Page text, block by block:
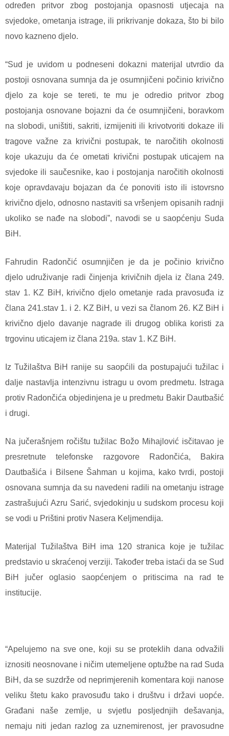
određen pritvor zbog postojanja opasnosti utjecaja na
svjedoke, ometanja istrage, ili prikrivanje dokaza, što bi bilo
novo kazneno djelo.
“Sud je uvidom u podneseni dokazni materijal utvrdio da
postoji osnovana sumnja da je osumnjičeni počinio krivično
djelo za koje se tereti, te mu je odredio pritvor zbog
postojanja osnovane bojazni da će osumnjičeni, boravkom
na slobodi, uništiti, sakriti, izmijeniti ili krivotvoriti dokaze ili
tragove važne za krivični postupak, te naročitih okolnosti
koje ukazuju da će ometati krivični postupak uticajem na
svjedoke ili saučesnike, kao i postojanja naročitih okolnosti
koje opravdavaju bojazan da će ponoviti isto ili istovrsno
krivično djelo, odnosno nastaviti sa vršenjem opisanih radnji
ukoliko se nađe na slobodi”, navodi se u saopćenju Suda
BiH.
Fahrudin Radončić osumnjičen je da je počinio krivično
djelo udruživanje radi činjenja krivičnih djela iz člana 249.
stav 1. KZ BiH, krivično djelo ometanje rada pravosuđa iz
člana 241.stav 1. i 2. KZ BiH, u vezi sa članom 26. KZ BiH i
krivično djelo davanje nagrade ili drugog oblika koristi za
trgovinu uticajem iz člana 219a. stav 1. KZ BiH.
Iz Tužilaštva BiH ranije su saopćili da postupajući tužilac i
dalje nastavlja intenzivnu istragu u ovom predmetu. Istraga
protiv Radončića objedinjena je u predmetu Bakir Dautbašić
i drugi.
Na jučerašnjem ročištu tužilac Božo Mihajlović isčitavao je
presretnute telefonske razgovore Radončića, Bakira
Dautbašića i Bilsene Šahman u kojima, kako tvrdi, postoji
osnovana sumnja da su navedeni radili na ometanju istrage
zastrašujući Azru Sarić, svjedokinju u sudskom procesu koji
se vodi u Prištini protiv Nasera Keljmendija.
Materijal Tužilaštva BiH ima 120 stranica koje je tužilac
predstavio u skraćenoj verziji. Također treba istaći da se Sud
BiH jučer oglasio saopćenjem o pritiscima na rad te
institucije.
“Apelujemo na sve one, koji su se proteklih dana odvažili
iznositi neosnovane i ničim utemeljene optužbe na rad Suda
BiH, da se suzdrže od neprimjerenih komentara koji nanose
veliku štetu kako pravosuđu tako i društvu i državi uopće.
Građani naše zemlje, u svjetlu posljednjih dešavanja,
nemaju niti jedan razlog za uznemirenost, jer pravosudne